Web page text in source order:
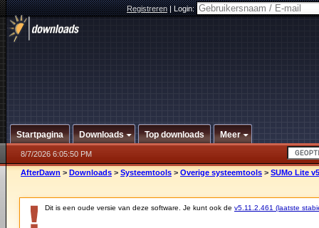
Registreren|Login:
Startpagina Downloads Top downloads Meer
8/7/2026 6:05:50 PM
AfterDawn > Downloads > Systeemtools > Overige systeemtools > SUMo Lite
Dit is een oude versie van deze software. Je kunt ook de v5.11.2.461 (laatste